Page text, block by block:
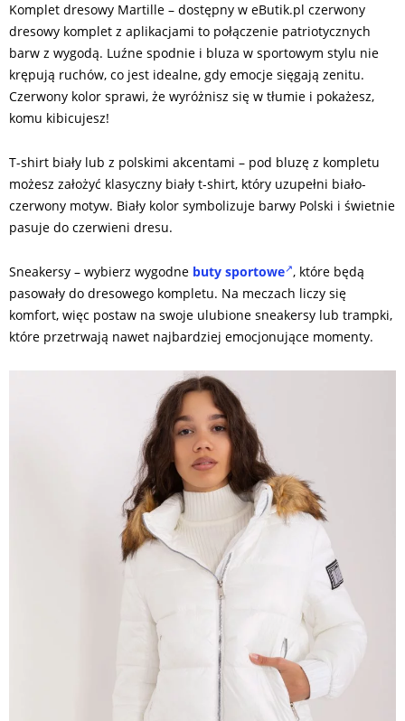
Komplet dresowy Martille – dostępny w eButik.pl czerwony
dresowy komplet z aplikacjami to połączenie patriotycznych
barw z wygodą. Luźne spodnie i bluza w sportowym stylu nie
krępują ruchów, co jest idealne, gdy emocje sięgają zenitu.
Czerwony kolor sprawi, że wyróżnisz się w tłumie i pokażesz,
komu kibicujesz!
T-shirt biały lub z polskimi akcentami – pod bluzę z kompletu
możesz założyć klasyczny biały t-shirt, który uzupełni biało-
czerwony motyw. Biały kolor symbolizuje barwy Polski i świetnie
pasuje do czerwieni dresu.
Sneakersy – wybierz wygodne buty sportowe , które będą
pasowały do dresowego kompletu. Na meczach liczy się
komfort, więc postaw na swoje ulubione sneakersy lub trampki,
które przetrwają nawet najbardziej emocjonujące momenty.